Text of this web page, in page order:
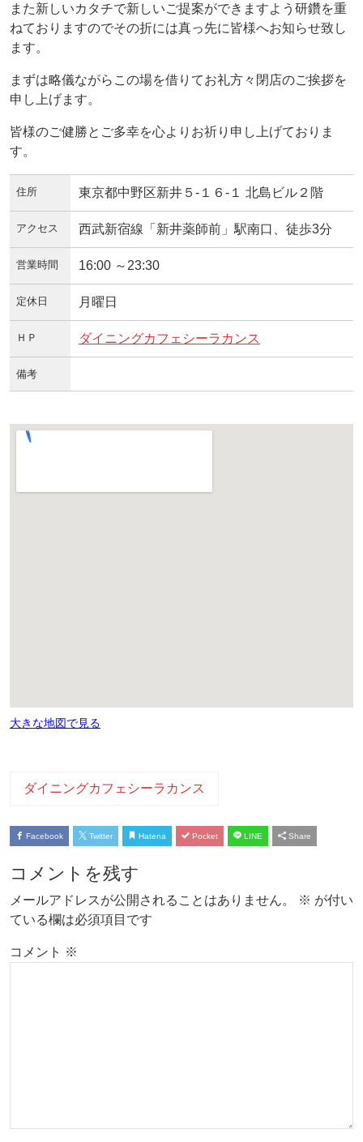
また新しいカタチで新しいご提案ができますよう研鑽を重
ねておりますのでその折には真っ先に皆様へお知らせ致し
ます。
まずは略儀ながらこの場を借りてお礼方々閉店のご挨拶を
申し上げます。
皆様のご健勝とご多幸を心よりお祈り申し上げておりま
す。
住所 東京都中野区新井５-１６-１ 北島ビル２階
アクセス 西武新宿線「新井薬師前」駅南口、徒歩3分
営業時間 16:00 ～23:30
定休日 月曜日
ＨＰ ダイニングカフェシーラカンス
備考
大きな地図で見る
ダイニングカフェシーラカンス
Facebook Twitter Hatena Pocket LINE Share
コメントを残す
メールアドレスが公開されることはありません。 ※ が付い
ている欄は必須項目です
コメント ※